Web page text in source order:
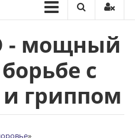
- мощный
с
гриппом
»